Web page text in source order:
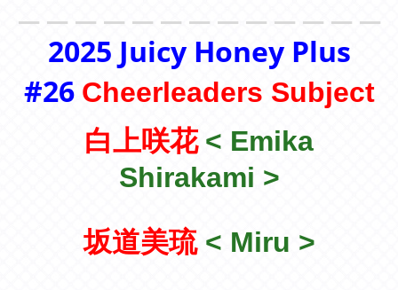
2025 Juicy Honey Plus
#26 Cheerleaders Subject
白上咲花 < Emika
Shirakami >
坂道美琉 < Miru >